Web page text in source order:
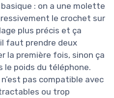
: on a une molette
le crochet sur
plus précis et ça
faut prendre deux
la première fois, sinon ça
le poids du téléphone.
pas compatible avec
ou trop